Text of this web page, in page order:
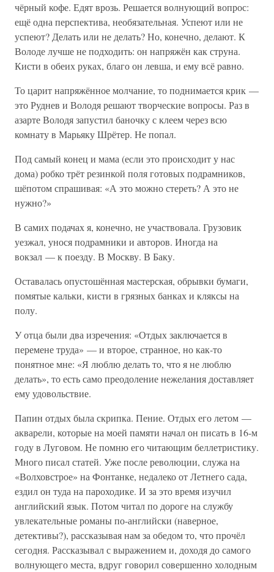
чёрный кофе. Едят врозь. Решается волнующий вопрос:
ещё одна перспектива, необязательная. Успеют или не
успеют? Делать или не делать? Но, конечно, делают. К
Володе лучше не подходить: он напряжён как струна.
Кисти в обеих руках, благо он левша, и ему всё равно.
То царит напряжённое молчание, то поднимается крик —
это Руднев и Володя решают творческие вопросы. Раз в
азарте Володя запустил баночку с клеем через всю
комнату в Марьяку Шрётер. Не попал.
Под самый конец и мама (если это происходит у нас
дома) робко трёт резинкой поля готовых подрамников,
шёпотом спрашивая: «А это можно стереть? А это не
нужно?»
В самих подачах я, конечно, не участвовала. Грузовик
уезжал, унося подрамники и авторов. Иногда на
вокзал — к поезду. В Москву. В Баку.
Оставалась опустошённая мастерская, обрывки бумаги,
помятые кальки, кисти в грязных банках и кляксы на
полу.
У отца были два изречения: «Отдых заключается в
перемене труда» — и второе, странное, но как-то
понятное мне: «Я люблю делать то, что я не люблю
делать», то есть само преодоление нежелания доставляет
ему удовольствие.
Папин отдых была скрипка. Пение. Отдых его летом —
акварели, которые на моей памяти начал он писать в 16-м
году в Луговом. Не помню его читающим беллетристику.
Много писал статей. Уже после революции, служа на
«Волховстрое» на Фонтанке, недалеко от Летнего сада,
ездил он туда на пароходике. И за это время изучил
английский язык. Потом читал по дороге на службу
увлекательные романы по-английски (наверное,
детективы?), рассказывая нам за обедом то, что прочёл
сегодня. Рассказывал с выражением и, доходя до самого
волнующего места, вдруг говорил совершенно холодным